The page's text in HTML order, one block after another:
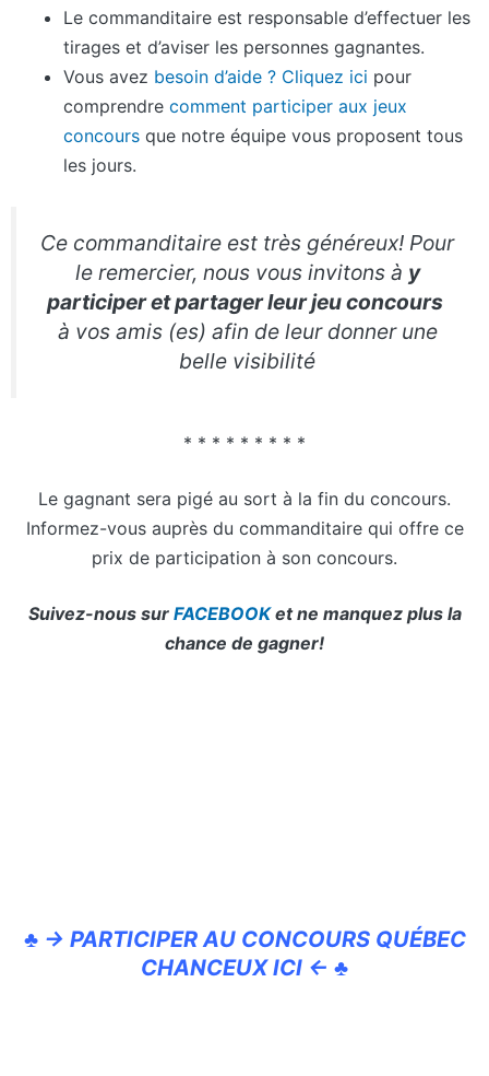
Le commanditaire est responsable d’effectuer les
tirages et d’aviser les personnes gagnantes.
Vous avez besoin d’aide ? Cliquez ici pour
comprendre comment participer aux jeux
concours que notre équipe vous proposent tous
les jours.
Ce commanditaire est très généreux! Pour
le remercier, nous vous invitons à y
participer et partager leur jeu concours
à vos amis (es) afin de leur donner une
belle visibilité
* * * * * * * * *
Le gagnant sera pigé au sort à la fin du concours.
Informez-vous auprès du commanditaire qui offre ce
prix de participation à son concours.
Suivez-nous sur FACEBOOKet ne manquez plus la
chance de gagner!
♣ → PARTICIPER AU CONCOURS QUÉBEC
CHANCEUX ICI ← ♣